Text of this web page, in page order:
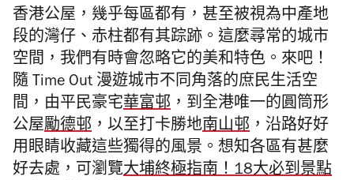
香港公屋，幾乎每區都有 ，甚至被視為中產地
段的灣仔、赤柱都有其踪跡。這麼尋常的城市
空間 ，我們有時會忽略它的美和特色。來吧！
隨 Time Out 漫遊城市不同角落的庶民生活空
間，由平民豪宅華富邨 ，到全港唯一的圓筒形
公屋勵德邨 ，以至打卡勝地南山邨 ，沿路好好
用眼睛收藏這些獨得的風景。想知各區有甚麼
好去處，可瀏覽大埔終極指南！18大必到景點